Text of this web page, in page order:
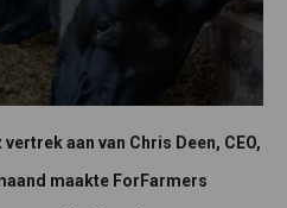
aan van Chris Deen, CEO,
maakte ForFarmers